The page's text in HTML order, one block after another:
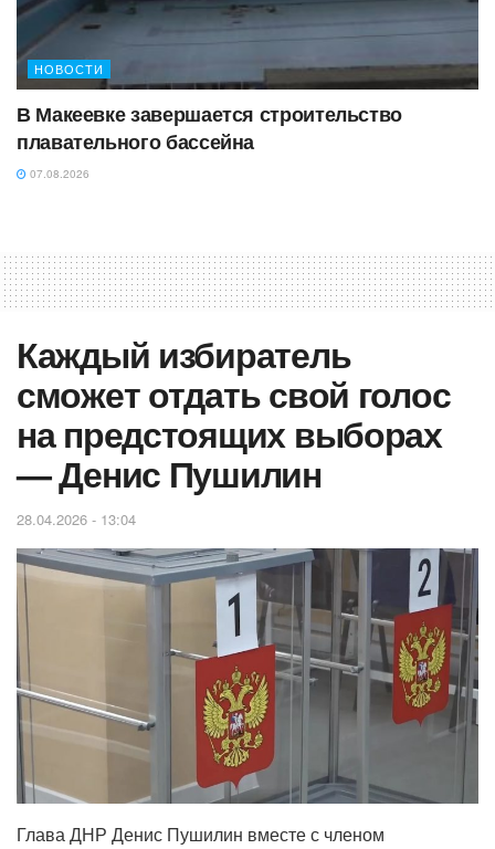
НОВОСТИ
В Макеевке завершается строительство
плавательного бассейна
07.08.2026
Каждый избиратель
сможет отдать свой голос
на предстоящих выборах
— Денис Пушилин
28.04.2026 - 13:04
Глава ДНР Денис Пушилин вместе с членом